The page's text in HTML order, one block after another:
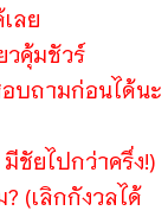
ลย
วคุ้มชัวร์
อบถามก่อนได้นะ
ชัยไปกว่าครึ่ง!)
(เลิกกังวลได้